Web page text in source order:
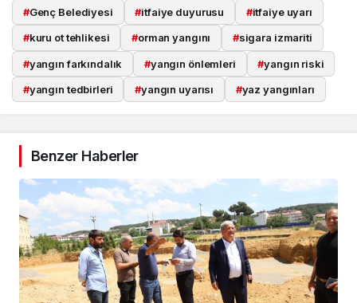
#Genç Belediyesi #itfaiye duyurusu #itfaiye uyarı
#kuru ot tehlikesi #orman yangını #sigara izmariti
#yangın farkındalık #yangın önlemleri #yangın riski
#yangın tedbirleri #yangın uyarısı #yaz yangınları
Benzer Haberler
Takip Et